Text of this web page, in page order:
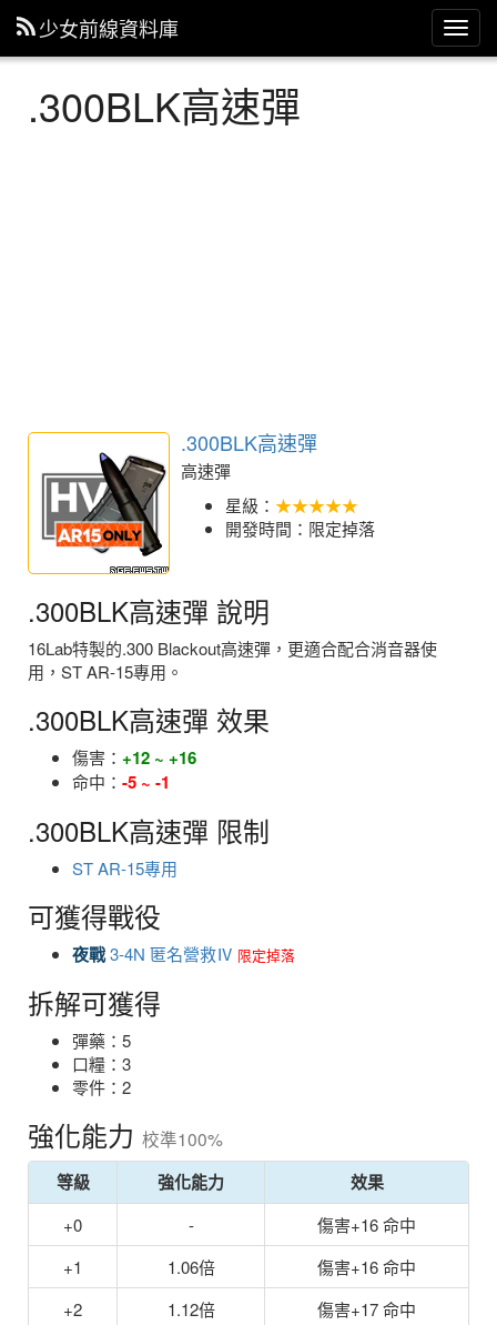
主
選
少女前線資料庫
.300BLK高速彈
.300BLK高速彈
高速彈
星級： ★★★★★
開發時間：限定掉落
.300BLK高速彈 說明
16Lab特製的.300 Blackout高速彈，更適合配合消音器使
用，ST AR-15專用。
.300BLK高速彈 效果
傷害： +12 ~ +16
命中： -5 ~ -1
.300BLK高速彈 限制
ST AR-15專用
可獲得戰役
夜戰3-4N 匿名營救Ⅳ 限定掉落
拆解可獲得
彈藥：5
口糧：3
零件：2
強化能力 校準100%
等級
強化能力 效果
+0 -
傷害+16 命中
+1
1.06倍
傷害+16 命中
+2
1.12倍
傷害+17 命中